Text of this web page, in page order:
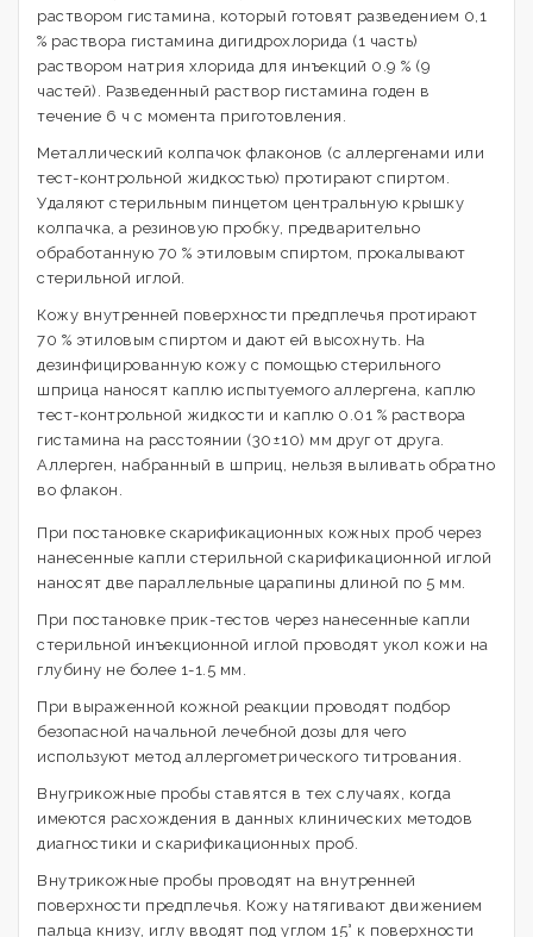
раствором гистамина, который готовят разведением 0,1
% раствора гистамина дигидрохлорида (1 часть)
раствором натрия хлорида для инъекций 0.9 % (9
частей). Разведенный раствор гистамина годен в
течение 6 ч с момента приготовления.
Металлический колпачок флаконов (с аллергенами или
тест-контрольной жидкостью) протирают спиртом.
Удаляют стерильным пинцетом центральную крышку
колпачка, а резиновую пробку, предварительно
обработанную 70 % этиловым спиртом, прокалывают
стерильной иглой.
Кожу внутренней поверхности предплечья протирают
70 % этиловым спиртом и дают ей высохнуть. На
дезинфицированную кожу с помощью стерильного
шприца наносят каплю испытуемого аллергена, каплю
тест-контрольной жидкости и каплю 0.01 % раствора
гистамина на расстоянии (30±10) мм друг от друга.
Аллерген, набранный в шприц, нельзя выливать обратно
во флакон.
При постановке скарификационных кожных проб через
нанесенные капли стерильной скарификационной иглой
наносят две параллельные царапины длиной по 5 мм.
При постановке прик-тестов через нанесенные капли
стерильной инъекционной иглой проводят укол кожи на
глубину не более 1-1.5 мм.
При выраженной кожной реакции проводят подбор
безопасной начальной лечебной дозы для чего
используют метод аллергометрического титрования.
Внугрикожные пробы ставятся в тех случаях, когда
имеются расхождения в данных клинических методов
диагностики и скарификационных проб.
Внутрикожные пробы проводят на внутренней
поверхности предплечья. Кожу натягивают движением
пальца книзу, иглу вводят под углом 15° к поверхности